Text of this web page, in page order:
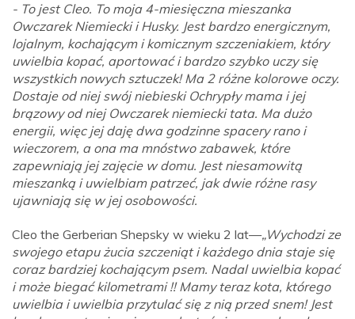
- To jest Cleo. To moja 4-miesięczna mieszanka
Owczarek Niemiecki i Husky. Jest bardzo energicznym,
lojalnym, kochającym i komicznym szczeniakiem, który
uwielbia kopać, aportować i bardzo szybko uczy się
wszystkich nowych sztuczek! Ma 2 różne kolorowe oczy.
Dostaje od niej swój niebieski Ochrypły mama i jej
brązowy od niej Owczarek niemiecki tata. Ma dużo
energii, więc jej daję dwa godzinne spacery rano i
wieczorem, a ona ma mnóstwo zabawek, które
zapewniają jej zajęcie w domu. Jest niesamowitą
mieszanką i uwielbiam patrzeć, jak dwie różne rasy
ujawniają się w jej osobowości.
Cleo the Gerberian Shepsky w wieku 2 lat—„Wychodzi ze
swojego etapu żucia szczeniąt i każdego dnia staje się
coraz bardziej kochającym psem. Nadal uwielbia kopać
i może biegać kilometrami !! Mamy teraz kota, którego
uwielbia i uwielbia przytulać się z nią przed snem! Jest